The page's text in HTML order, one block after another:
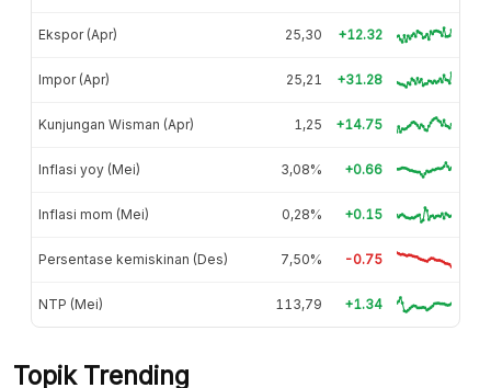
Ekspor (Apr) 25,30 +12.32
Impor (Apr) 25,21 +31.28
Kunjungan Wisman (Apr) 1,25 +14.75
Inflasi yoy (Mei) 3,08% +0.66
Inflasi mom (Mei) 0,28% +0.15
Persentase kemiskinan (Des) 7,50% -0.75
NTP (Mei) 113,79 +1.34
Topik Trending